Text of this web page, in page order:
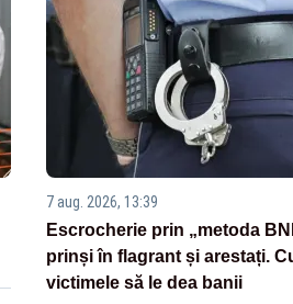
7 aug. 2026, 13:39
Escrocherie prin „metoda
prinși în flagrant și arestați.
victimele să le dea banii